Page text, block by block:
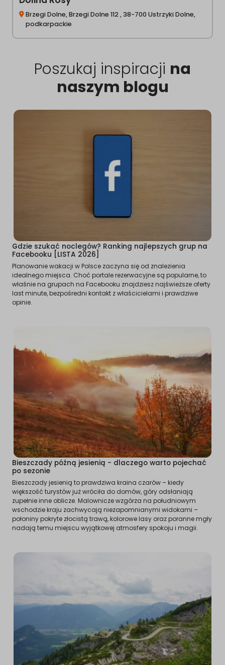
Brzegi Dolne, Brzegi Dolne 112 , 38-700 Ustrzyki Dolne,
podkarpackie
Poszukaj inspiracji na
naszym blogu
Gdzie szukać noclegów? Ranking najlepszych grup na
Facebooku [LISTA 2026]
Planowanie wakacji w Polsce zaczyna się od znalezienia
idealnego miejsca. Choć portale rezerwacyjne są popularne, to
właśnie na grupach na Facebooku znajdziesz najświeższe oferty
last minute, bezpośredni kontakt z właścicielami i prawdziwe
opinie.
Bieszczady późną jesienią - dlaczego warto pojechać
po sezonie
Bieszczady jesienią to prawdziwa kraina czarów – kiedy
większość turystów już wróciła do domów, góry odsłaniają
zupełnie inne oblicze. Malownicze wzgórza na południowym
wschodzie kraju zachwycają niezapomnianymi widokami –
połoniny pokryte złocistą trawą, kolorowe lasy oraz poranne mgły
nadają temu miejscu wyjątkowej atmosfery spokoju i magii.